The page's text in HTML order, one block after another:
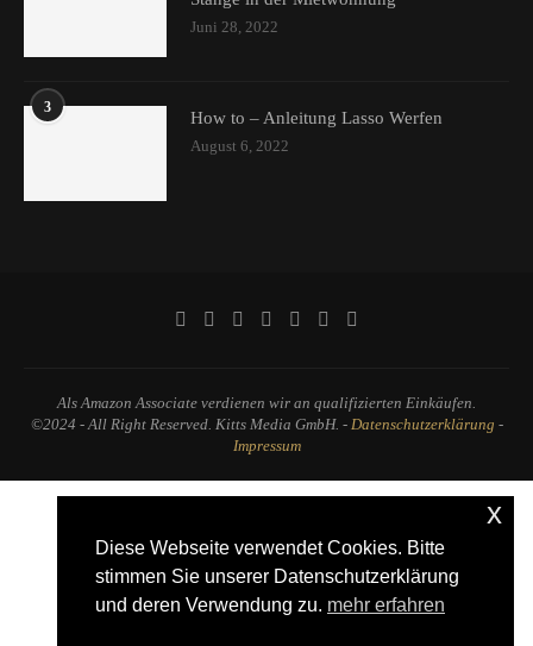
Juni 28, 2022
3
How to – Anleitung Lasso Werfen
August 6, 2022
Als Amazon Associate verdienen wir an qualifizierten Einkäufen.
©2024 - All Right Reserved. Kitts Media GmbH. - Datenschutzerklärung -
Impressum
Diese Webseite verwendet Cookies. Bitte
stimmen Sie unserer Datenschutzerklärung
und deren Verwendung zu. mehr erfahren
x